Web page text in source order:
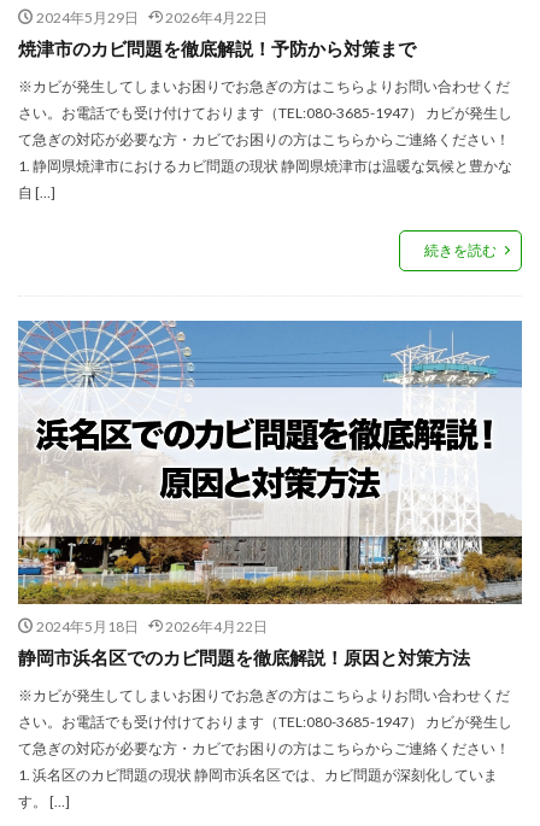
2024年5月29日 2026年4月22日
焼津市のカビ問題を徹底解説！予防から対策まで
※カビが発生してしまいお困りでお急ぎの方はこちらよりお問い合わせくだ
さい。お電話でも受け付けております（TEL:080-3685-1947） カビが発生し
て急ぎの対応が必要な方・カビでお困りの方はこちらからご連絡ください！
1. 静岡県焼津市におけるカビ問題の現状 静岡県焼津市は温暖な気候と豊かな
自 […]
続きを読む
2024年5月18日 2026年4月22日
静岡市浜名区でのカビ問題を徹底解説！原因と対策方法
※カビが発生してしまいお困りでお急ぎの方はこちらよりお問い合わせくだ
さい。お電話でも受け付けております（TEL:080-3685-1947） カビが発生し
て急ぎの対応が必要な方・カビでお困りの方はこちらからご連絡ください！
1. 浜名区のカビ問題の現状 静岡市浜名区では、カビ問題が深刻化していま
す。 […]